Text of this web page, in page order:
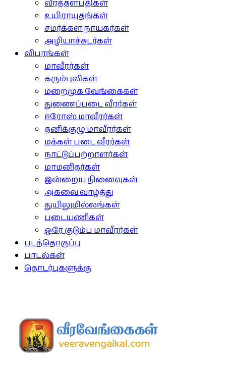
வீரத்தளபதிகள்
உயிராயுதங்கள்
சமர்க்கள நாயகர்கள்
அழியாச்சுடர்கள்
விபரங்கள்
மாவீரர்கள்
கரும்புலிகள்
மறைமுக வேங்கைகள்
துணைப்படை வீரர்கள்
ஈரோஸ் மாவீரர்கள்
தனிக்குழு மாவீரர்கள்
மக்கள் படை வீரர்கள்
நாட்டுப்பற்றாளர்கள்
மாமனிதர்கள்
இன்றைய நினைவுகள்
அகவை வாழ்த்து
துயிலுமில்லங்கள்
படையணிகள்
ஒரே குடும்ப மாவீரர்கள்
படத்தொகுப்பு
பாடல்கள்
தொடர்புகளுக்கு